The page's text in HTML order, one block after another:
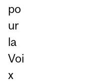
po
ur
la
Voi
x